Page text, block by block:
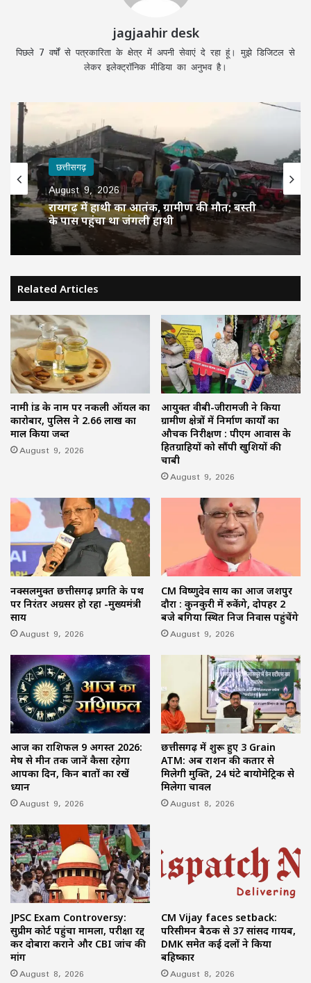
jagjaahir desk
पिछले 7 वर्षों से पत्रकारिता के क्षेत्र में अपनी सेवाएं दे रहा हूं। मुझे डिजिटल से
लेकर इलेक्ट्रॉनिक मीडिया का अनुभव है।
छत्तीसगढ़
August 9, 2026
रायगढ़ में हाथी का आतंक, ग्रामीण की मौत; बस्ती
के पास पहुंचा था जंगली हाथी
Related Articles
नामी ब्रांड के नाम पर नकली ऑयल का
कारोबार, पुलिस ने 2.66 लाख का
माल किया जब्त
August 9, 2026
आयुक्त वीबी-जीरामजी ने किया
ग्रामीण क्षेत्रों में निर्माण कार्यों का
औचक निरीक्षण : पीएम आवास के
हितग्राहियों को सौंपी खुशियों की
चाबी
August 9, 2026
नक्सलमुक्त छत्तीसगढ़ प्रगति के पथ
पर निरंतर अग्रसर हो रहा -मुख्यमंत्री
साय
August 9, 2026
CM विष्णुदेव साय का आज जशपुर
दौरा : कुनकुरी में रुकेंगे, दोपहर 2
बजे बगिया स्थित निज निवास पहुंचेंगे
August 9, 2026
आज का राशिफल 9 अगस्त 2026:
मेष से मीन तक जानें कैसा रहेगा
आपका दिन, किन बातों का रखें
ध्यान
August 9, 2026
छत्तीसगढ़ में शुरू हुए 3 Grain
ATM: अब राशन की कतार से
मिलेगी मुक्ति, 24 घंटे बायोमेट्रिक से
मिलेगा चावल
August 8, 2026
JPSC Exam Controversy:
सुप्रीम कोर्ट पहुंचा मामला, परीक्षा रद्द
कर दोबारा कराने और CBI जांच की
मांग
August 8, 2026
CM Vijay faces setback:
परिसीमन बैठक से 37 सांसद गायब,
DMK समेत कई दलों ने किया
बहिष्कार
August 8, 2026